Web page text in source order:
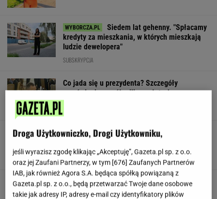
Siedem lat gehenny. "Spłacamy
kredyty za mieszkania, w których mieszkają
ludzie dewelopera"
SUBSKRYPCJA
Co jada się u prezydenta? Szczegóły
zamówienia za pół miliona złotych
Nowe zdjęcie Johna Goodmana trafiło do
sieci. Aktor schudł 90 kg
"Poznajmy się bliżej". Nawrocka zaprasza
młode Polki
Droga Użytkowniczko, Drogi Użytkowniku,
jeśli wyrazisz zgodę klikając „Akceptuję”, Gazeta.pl sp. z o.o.
oraz jej Zaufani Partnerzy, w tym [676] Zaufanych Partnerów
IAB, jak również Agora S.A. będąca spółką powiązaną z
Gazeta.pl sp. z o.o., będą przetwarzać Twoje dane osobowe
takie jak adresy IP, adresy e-mail czy identyfikatory plików